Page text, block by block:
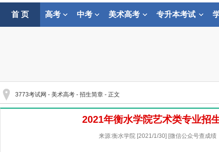
首 页 高考 中考 美术高考 专升本考试
3773考试网 - 美术高考 - 招生简章 - 正文
2021年衡水学院艺术类专业招
来源:衡水学院 [2021/1/30] [微信公众号查成绩